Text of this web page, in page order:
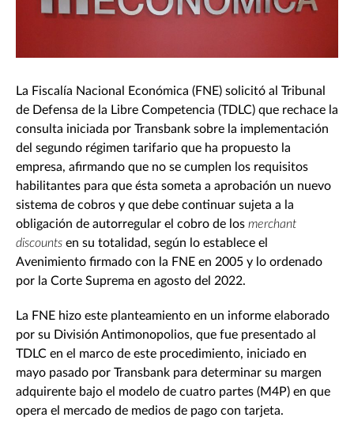
La Fiscalía Nacional Económica (FNE) solicitó al Tribunal
de Defensa de la Libre Competencia (TDLC) que rechace la
consulta iniciada por Transbank sobre la implementación
del segundo régimen tarifario que ha propuesto la
empresa, afirmando que no se cumplen los requisitos
habilitantes para que ésta someta a aprobación un nuevo
sistema de cobros y que debe continuar sujeta a la
obligación de autorregular el cobro de los merchant
discounts en su totalidad, según lo establece el
Avenimiento firmado con la FNE en 2005 y lo ordenado
por la Corte Suprema en agosto del 2022.
La FNE hizo este planteamiento en un informe elaborado
por su División Antimonopolios, que fue presentado al
TDLC en el marco de este procedimiento, iniciado en
mayo pasado por Transbank para determinar su margen
adquirente bajo el modelo de cuatro partes (M4P) en que
opera el mercado de medios de pago con tarjeta.